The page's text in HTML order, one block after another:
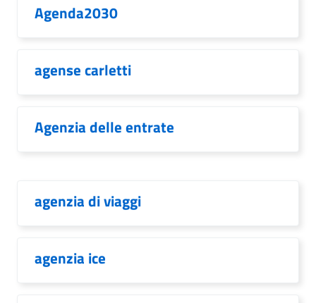
Agenda2030
agense carletti
Agenzia delle entrate
agenzia di viaggi
agenzia ice